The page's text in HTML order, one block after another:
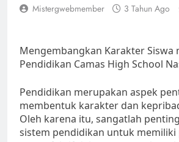
Mistergwebmember 3 Tahun Ago
Mengembangkan Karakter Siswa
Pendidikan Camas High School
Pendidikan merupakan aspek
membentuk karakter dan
Oleh karena itu, sangatlah
sistem pendidikan untuk memiliki